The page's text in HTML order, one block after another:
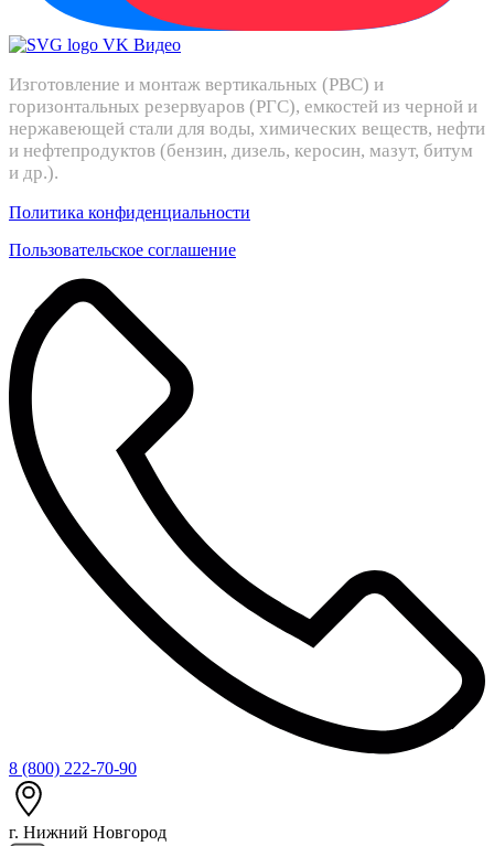
Изготовление и монтаж вертикальных (РВС) и
горизонтальных резервуаров (РГС), емкостей из черной и
нержавеющей стали для воды, химических веществ, нефти
и нефтепродуктов (бензин, дизель, керосин, мазут, битум
и др.).
Политика конфиденциальности
Пользовательское соглашение
8 (800) 222-70-90
г. Нижний Новгород